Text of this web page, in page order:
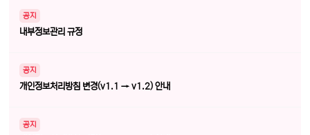
공지
내부정보관리 규정
공지
개인정보처리방침 변경(v1.1 → v1.2) 안내
공지